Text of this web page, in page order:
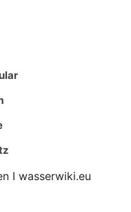
I wasserwiki.eu